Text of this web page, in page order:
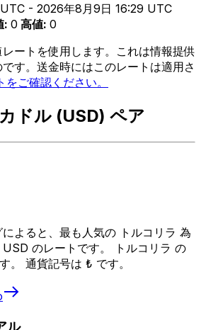
- 2026年8月9日 16:29 UTC
: 0 高値: 0
ートを使用します。これは情報提供
す。送金時にはこのレートは適用さ
をご確認ください。
ドル (USD) ペア
よると、最も人気の トルコリラ 為
のレートです。 トルコリラ の
。 通貨記号は ₺ です。
ル